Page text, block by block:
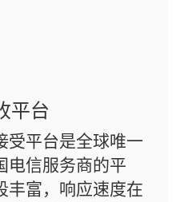
平台
受平台是全球唯一
电信服务商的平
丰富，响应速度在